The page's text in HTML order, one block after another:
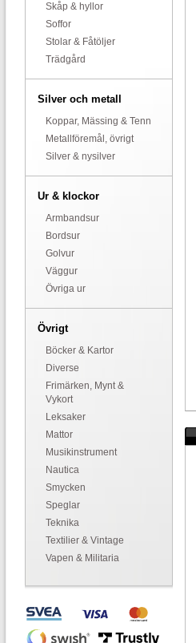
Skåp & hyllor
Soffor
Stolar & Fåtöljer
Trädgård
Silver och metall
Koppar, Mässing & Tenn
Metallföremål, övrigt
Silver & nysilver
Ur & klockor
Armbandsur
Bordsur
Golvur
Väggur
Övriga ur
Övrigt
Böcker & Kartor
Diverse
Frimärken, Mynt &
Vykort
Leksaker
Mattor
Musikinstrument
Nautica
Smycken
Speglar
Teknika
Textilier & Vintage
Vapen & Militaria